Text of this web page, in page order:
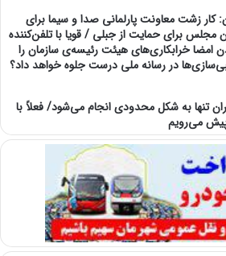
کار زشت معاونت پارلمانی صدا و سیما برای
مجلس برای حمایت از جبلی / قویا با تلفن‌کننده
امضا خرابکاری‌های هیئت رئیسه‌ی سازمان را
در رسانه ملی درست جلوه خواهد داد؟
تنها به شکل محدودی انجام می‌شود/ فعلاً با
پیش می‌رویم